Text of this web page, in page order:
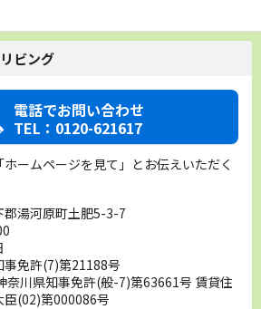
ビング
電話でお問い合わせ
TEL：0120-621617
ームページを見て」とお伝えいただく
湯河原町土肥5-3-7
免許(7)第21188号
奈川県知事免許(般-7)第63661号 賃貸住
(02)第000086号